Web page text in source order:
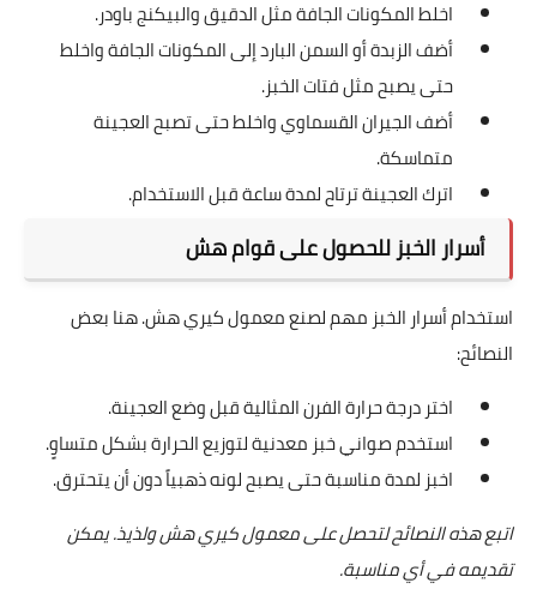
اخلط المكونات الجافة مثل الدقيق والبيكنج باودر.
أضف الزبدة أو السمن البارد إلى المكونات الجافة واخلط
حتى يصبح مثل فتات الخبز.
أضف الجيران القسماوي واخلط حتى تصبح العجينة
متماسكة.
اترك العجينة ترتاح لمدة ساعة قبل الاستخدام.
أسرار الخبز للحصول على قوام هش
استخدام أسرار الخبز مهم لصنع معمول كيري هش. هنا بعض
النصائح:
اختر درجة حرارة الفرن المثالية قبل وضع العجينة.
استخدم صواني خبز معدنية لتوزيع الحرارة بشكل متساوٍ.
اخبز لمدة مناسبة حتى يصبح لونه ذهبياً دون أن يتحترق.
اتبع هذه النصائح لتحصل على معمول كيري هش ولذيذ. يمكن
تقديمه في أي مناسبة.